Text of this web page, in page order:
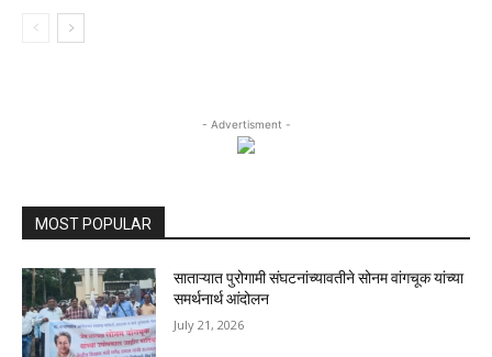
- Advertisment -
MOST POPULAR
साताऱ्यात पुरोगामी संघटनांच्यावतीने सोनम वांगचूक यांच्या
समर्थनार्थ आंदोलन
July 21, 2026